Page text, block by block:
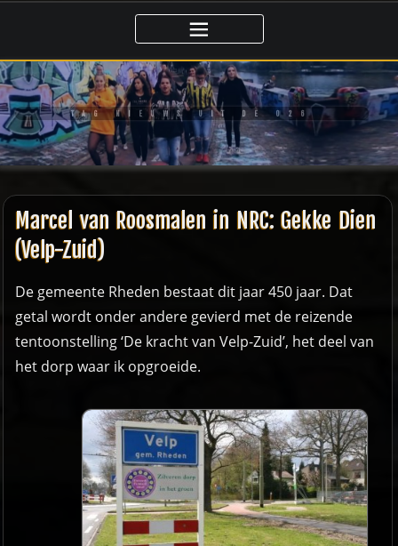
de
inhoud
TAG NIEUWS UIT DE 026
Marcel van Roosmalen in NRC: Gekke Dien
(Velp-Zuid)
De gemeente Rheden bestaat dit jaar 450 jaar. Dat
getal wordt onder andere gevierd met de reizende
tentoonstelling ‘De kracht van Velp-Zuid’, het deel van
het dorp waar ik opgroeide.